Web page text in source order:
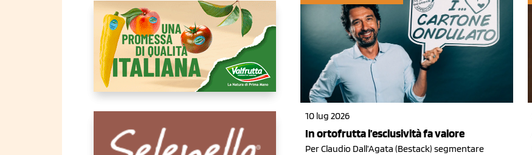
10 lug 2026
In ortofrutta l’esclusività fa valore
Per Claudio Dall’Agata (Bestack) segmentare